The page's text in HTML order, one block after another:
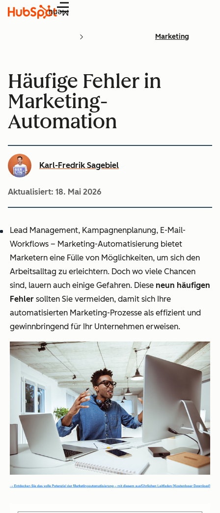
Menü
Marketing
Häufige Fehler in
Marketing-
Automation
Karl-Fredrik Sagebiel
Aktualisiert: 18. Mai 2026
Lead Management, Kampagnenplanung, E-Mail-
Workflows – Marketing-Automatisierung bietet
Marketern eine Fülle von Möglichkeiten, um sich den
Arbeitsalltag zu erleichtern. Doch wo viele Chancen
sind, lauern auch einige Gefahren. Diese neun häufigen
Fehler sollten Sie vermeiden, damit sich Ihre
automatisierten Marketing-Prozesse als effizient und
gewinnbringend für Ihr Unternehmen erweisen.